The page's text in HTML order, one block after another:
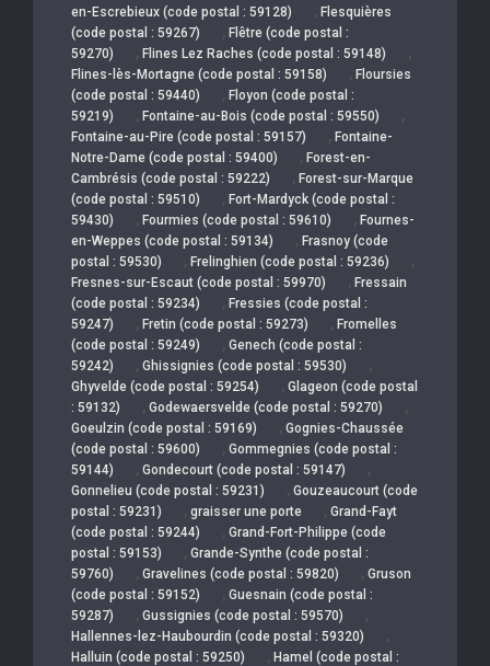
en-Escrebieux (code postal : 59128)
, Flesquières
(code postal : 59267)
, Flêtre (code postal :
59270)
, Flines Lez Raches (code postal : 59148) ,
Flines-lès-Mortagne (code postal : 59158) , Floursies
(code postal : 59440)
, Floyon (code postal :
59219)
, Fontaine-au-Bois (code postal : 59550) ,
Fontaine-au-Pire (code postal : 59157) , Fontaine-
Notre-Dame (code postal : 59400)
, Forest-en-
Cambrésis (code postal : 59222)
, Forest-sur-Marque
(code postal : 59510)
, Fort-Mardyck (code postal :
59430)
, Fourmies (code postal : 59610) , Fournes-
en-Weppes (code postal : 59134)
, Frasnoy (code
postal : 59530)
, Frelinghien (code postal : 59236) ,
Fresnes-sur-Escaut (code postal : 59970) , Fressain
(code postal : 59234)
, Fressies (code postal :
59247)
, Fretin (code postal : 59273) , Fromelles
(code postal : 59249)
, Genech (code postal :
59242)
, Ghissignies (code postal : 59530) ,
Ghyvelde (code postal : 59254) , Glageon (code postal
: 59132)
, Godewaersvelde (code postal : 59270) ,
Goeulzin (code postal : 59169) , Gognies-Chaussée
(code postal : 59600)
, Gommegnies (code postal :
59144)
, Gondecourt (code postal : 59147) ,
Gonnelieu (code postal : 59231) , Gouzeaucourt (code
postal : 59231)
, graisser une porte , Grand-Fayt
(code postal : 59244)
, Grand-Fort-Philippe (code
postal : 59153)
, Grande-Synthe (code postal :
59760)
, Gravelines (code postal : 59820) , Gruson
(code postal : 59152)
, Guesnain (code postal :
59287)
, Gussignies (code postal : 59570) ,
Hallennes-lez-Haubourdin (code postal : 59320) ,
Halluin (code postal : 59250) , Hamel (code postal :